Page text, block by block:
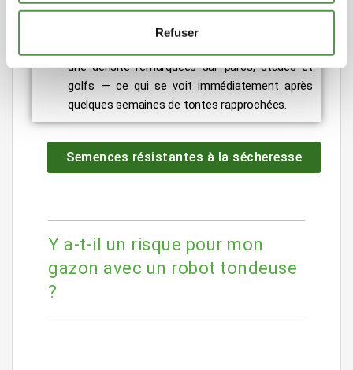
Refuser
l’esthétique: ces variétés C4 consomment
beaucoup moins d’eau qu’un « terrain sec »
une densité remarquées sur parcs, stades et
golfs — ce qui se voit immédiatement après
quelques semaines de tontes rapprochées.
Semences résistantes à la sécheresse
Y a-t-il un risque pour mon
gazon avec un robot tondeuse
?